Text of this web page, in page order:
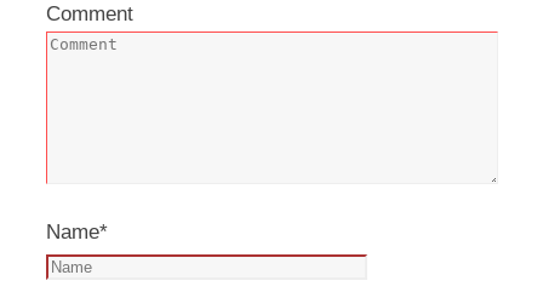
Comment
Name*